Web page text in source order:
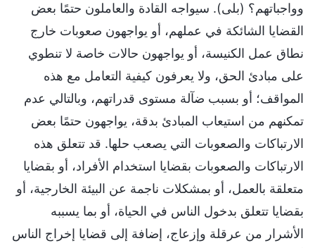
وواجباتهم؟ (بلى). سيواجه القادة والعاملون حتمًا بعض
القضايا الشائكة في عملهم، أو يواجهون صعوبات خارج
نطاق عمل الكنيسة، أو يواجهون حالات خاصة لا تنطوي
على مبادئ الحق، ولا يعرفون كيفية التعامل مع هذه
المواقف؛ أو بسبب ضآلة مستوى قدراتهم، وبالتالي عدم
تمكنهم من استيعاب المبادئ بدقة، يواجهون حتمًا بعض
الارتباكات والصعوبات التي يصعب حلها. قد تتعلق هذه
الارتباكات والصعوبات بقضايا استخدام الأفراد، أو بقضايا
متعلقة بالعمل، أو بمشكلات ناجمة عن البيئة الخارجية، أو
بقضايا تتعلق بدخول الناس في الحياة، أو بما يسببه
الأشرار من عرقلة وإزعاج، إضافة إلى قضايا إخراج الناس